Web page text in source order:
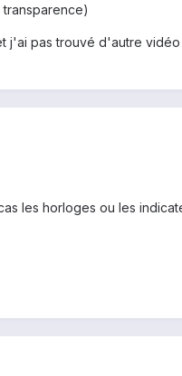
j'ai pas trouvé d'autre
les horloges ou les